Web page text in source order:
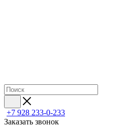
+7 928 233-0-233
Заказать звонок